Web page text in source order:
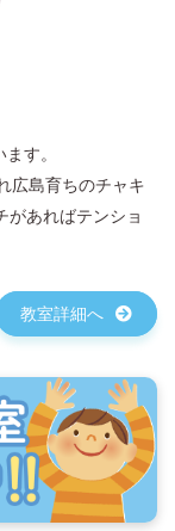
す。
広島育ちのチャキ
があればテンショ
教室詳細へ